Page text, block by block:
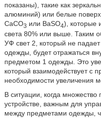
показаны), такие как
алюминий) или белые
CaCO3 или BaSO4), которые
света 80% или выше. Таким
УФ свет 2, который не
одежды, будет отражаться
предметом 1 одежды. Это
который взаимодействует с
необходимости увеличения
В ситуации, когда
устройстве, важным для
между предметами одежды,